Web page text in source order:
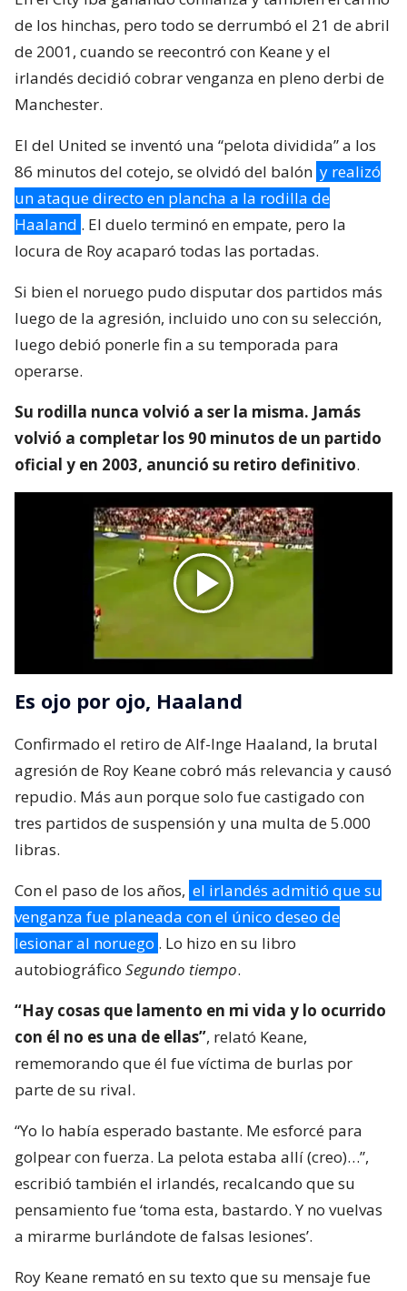
de los hinchas, pero todo se derrumbó el 21 de abril
de 2001, cuando se reecontró con Keane y el
irlandés decidió cobrar venganza en pleno derbi de
Manchester.
El del United se inventó una “pelota dividida” a los
86 minutos del cotejo, se olvidó del balón y realizó
un ataque directo en plancha a la rodilla de
Haaland . El duelo terminó en empate, pero la
locura de Roy acaparó todas las portadas.
Si bien el noruego pudo disputar dos partidos más
luego de la agresión, incluido uno con su selección,
luego debió ponerle fin a su temporada para
operarse.
Su rodilla nunca volvió a ser la misma. Jamás
volvió a completar los 90 minutos de un partido
oficial y en 2003, anunció su retiro definitivo.
Es ojo por ojo, Haaland
Confirmado el retiro de Alf-Inge Haaland, la brutal
agresión de Roy Keane cobró más relevancia y causó
repudio. Más aun porque solo fue castigado con
tres partidos de suspensión y una multa de 5.000
libras.
Con el paso de los años, el irlandés admitió que su
venganza fue planeada con el único deseo de
lesionar al noruego . Lo hizo en su libro
autobiográfico Segundo tiempo.
“Hay cosas que lamento en mi vida y lo ocurrido
con él no es una de ellas”, relató Keane,
rememorando que él fue víctima de burlas por
parte de su rival.
“Yo lo había esperado bastante. Me esforcé para
golpear con fuerza. La pelota estaba allí (creo)…”,
escribió también el irlandés, recalcando que su
pensamiento fue ‘toma esta, bastardo. Y no vuelvas
a mirarme burlándote de falsas lesiones’.
Roy Keane remató en su texto que su mensaje fue